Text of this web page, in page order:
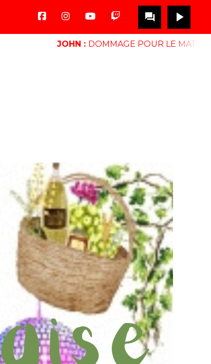
question_answer play_arrow
JOHN :DOMMAGE POUR LE MATCH-